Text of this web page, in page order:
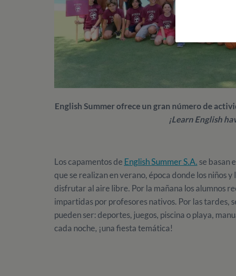
English Summer ofrece un gran número de
¡Learn English
Los capamentos de English Summer S.A. se basan
que se realizan en verano, época donde los niños
disfrutar al aire libre. Por la mañana los alumnos
impartidas por profesores nativos. Por las tardes,
pueden ser: deportes, juegos, piscina o playa,
cada noche, ¡una fiesta temática!